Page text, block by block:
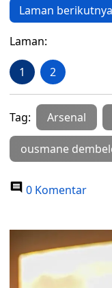
Laman berikutnya
Laman:
1 2
Tag: Arsenal
ousmane
0 Komentar